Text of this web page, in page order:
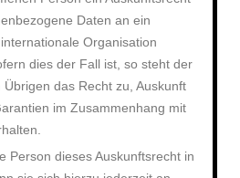
Daten an ein
Organisation
dies der Fall ist, so steht der
das Recht zu, Auskunft
im Zusammenhang mit
Person dieses Auskunftsrecht in